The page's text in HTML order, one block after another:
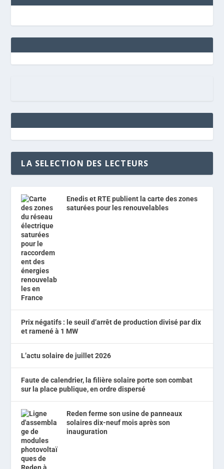
LA SELECTION DES LECTEURS
Enedis et RTE publient la carte des zones
saturées pour les renouvelables
Prix négatifs : le seuil d’arrêt de production divisé par dix
et ramené à 1 MW
L’actu solaire de juillet 2026
Faute de calendrier, la filière solaire porte son combat
sur la place publique, en ordre dispersé
Reden ferme son usine de panneaux
solaires dix-neuf mois après son
inauguration